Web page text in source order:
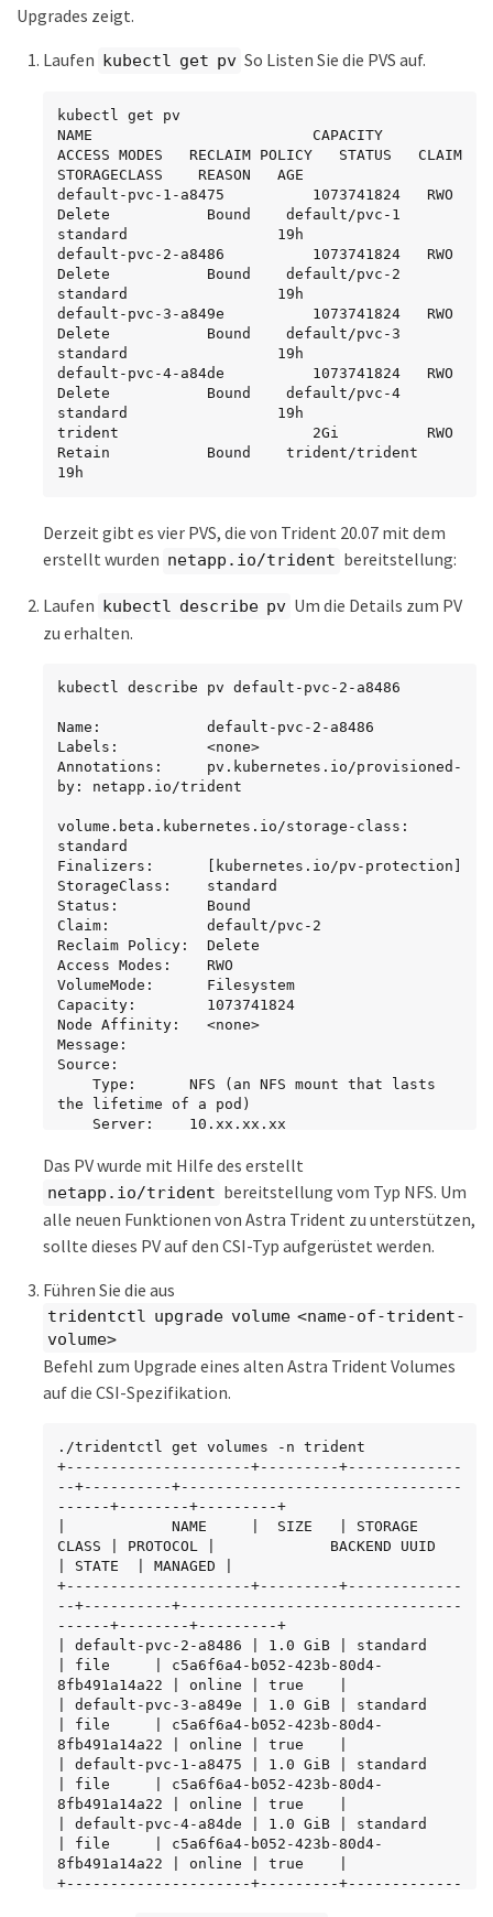
Upgrades zeigt.
Laufen kubectl get pv So Listen Sie die PVS auf.
kubectl get pv
NAME                         CAPACITY
ACCESS MODES   RECLAIM POLICY   STATUS   CLAIM
STORAGECLASS    REASON   AGE
default-pvc-1-a8475          1073741824   RWO
Delete           Bound    default/pvc-1
standard                 19h
default-pvc-2-a8486          1073741824   RWO
Delete           Bound    default/pvc-2
standard                 19h
default-pvc-3-a849e          1073741824   RWO
Delete           Bound    default/pvc-3
standard                 19h
default-pvc-4-a84de          1073741824   RWO
Delete           Bound    default/pvc-4
standard                 19h
trident                      2Gi          RWO
Retain           Bound    trident/trident
19h
Derzeit gibt es vier PVS, die von Trident 20.07 mit dem
erstellt wurden netapp.io/trident bereitstellung:
Laufen kubectl describe pv Um die Details zum PV
zu erhalten.
kubectl describe pv default-pvc-2-a8486
Name:            default-pvc-2-a8486
Labels:          <none>
Annotations:     pv.kubernetes.io/provisioned-
by: netapp.io/trident
volume.beta.kubernetes.io/storage-class:
standard
Finalizers:      [kubernetes.io/pv-protection]
StorageClass:    standard
Status:          Bound
Claim:           default/pvc-2
Reclaim Policy:  Delete
Access Modes:    RWO
VolumeMode:      Filesystem
Capacity:        1073741824
Node Affinity:   <none>
Message:
Source:
the lifetime of a pod)
/trid_1907_alpha_default_pvc_2_a8486
    ReadOnly:  false
Das PV wurde mit Hilfe des erstellt
netapp.io/trident bereitstellung vom Typ NFS. Um
alle neuen Funktionen von Astra Trident zu unterstützen,
sollte dieses PV auf den CSI-Typ aufgerüstet werden.
Führen Sie die aus
tridentctl upgrade volume <name-of-trident-
volume>
Befehl zum Upgrade eines alten Astra Trident Volumes
auf die CSI-Spezifikation.
./tridentctl get volumes -n trident
+---------------------+---------+-------------
--+----------+--------------------------------
------+--------+---------+
|            NAME     |  SIZE   | STORAGE
CLASS | PROTOCOL |             BACKEND UUID
| STATE  | MANAGED |
+---------------------+---------+-------------
--+----------+--------------------------------
------+--------+---------+
| default-pvc-2-a8486 | 1.0 GiB | standard
| file     | c5a6f6a4-b052-423b-80d4-
8fb491a14a22 | online | true    |
| default-pvc-3-a849e | 1.0 GiB | standard
| file     | c5a6f6a4-b052-423b-80d4-
8fb491a14a22 | online | true    |
| default-pvc-1-a8475 | 1.0 GiB | standard
| file     | c5a6f6a4-b052-423b-80d4-
8fb491a14a22 | online | true    |
| default-pvc-4-a84de | 1.0 GiB | standard
| file     | c5a6f6a4-b052-423b-80d4-
8fb491a14a22 | online | true    |
+---------------------+---------+-------------